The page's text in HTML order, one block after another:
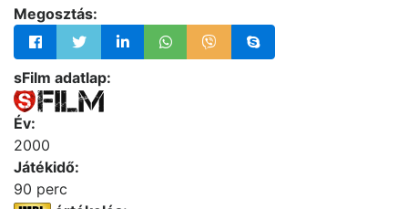
Megosztás:
sFilm adatlap:
Év:
2000
Játékidő:
90 perc